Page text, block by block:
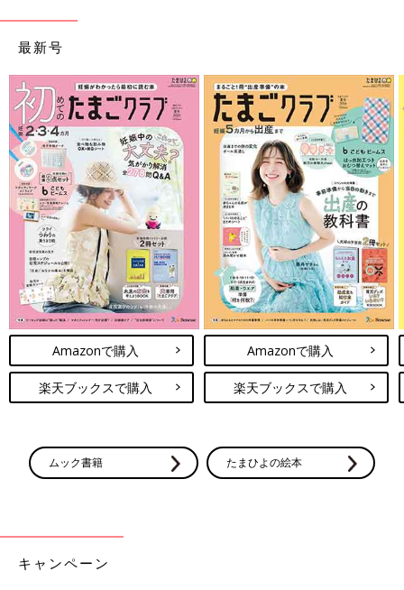
最新号
Amazonで購入
楽天ブックスで購入
Amazonで購入
楽天ブックスで購入
ムック書籍 たまひよの絵本
キャンペーン